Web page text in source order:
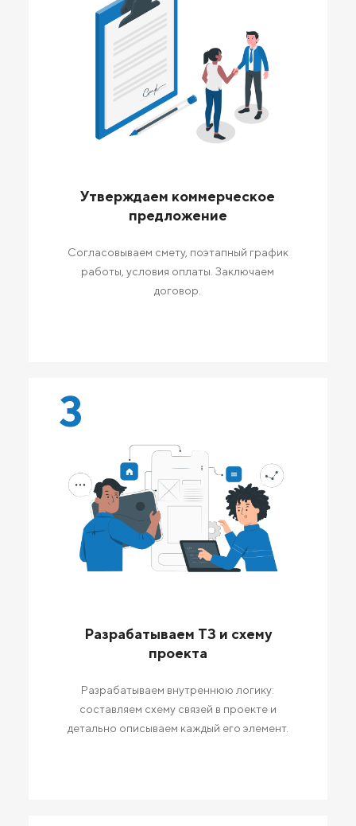
Утверждаем коммерческое
предложение
Согласовываем смету, поэтапный график
работы, условия оплаты. Заключаем
договор.
3
Разрабатываем ТЗ и схему
проекта
Разрабатываем внутреннюю логику:
составляем схему связей в проекте и
детально описываем каждый его элемент.